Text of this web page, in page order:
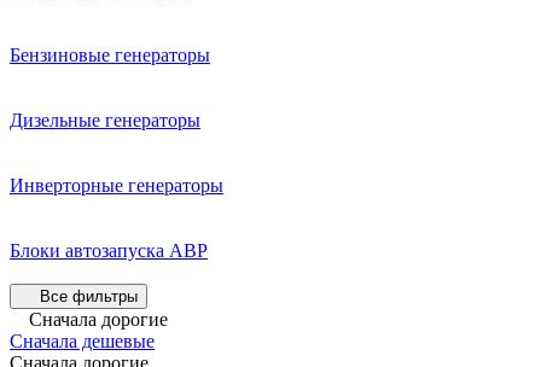
Бензиновые генераторы
Дизельные генераторы
Инверторные генераторы
Блоки автозапуска АВР
Все фильтры
Сначала дорогие
Сначала дешевые